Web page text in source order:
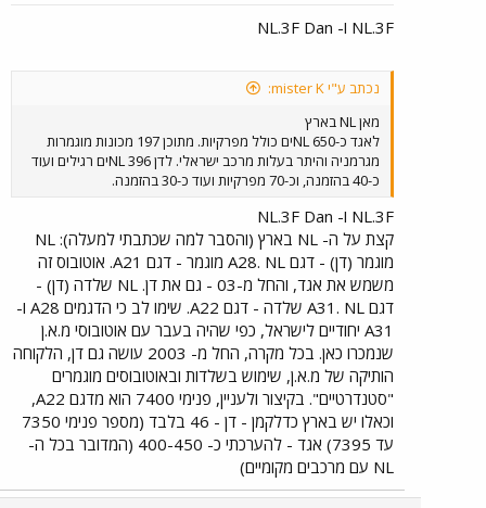
NL.3F ו- NL.3F Dan
נכתב ע"י mister K:
מאן NL בארץ
לאגד כ-650 NLים כולל מפרקיות. מתוכן 197 מכונות מוגמרות
מגרמניה והיתר בעלות מרכב ישראלי. לדן 396 NLים רגילים ועוד
כ-40 בהזמנה, וכ-70 מפרקיות ועוד כ-30 בהזמנה.
NL.3F ו- NL.3F Dan
קצת על ה- NL בארץ (והסבר למה שכתבתי למעלה): NL
מוגמר (דן) - דגם A28. NL מוגמר - דגם A21. אוטובוס זה
משמש את אגד, והחל מ-03 - גם את דן. NL שלדה (דן) -
דגם A31. NL שלדה - דגם A22. שימו לב כי הדגמים A28 ו-
A31 יחודיים לישראל, כפי שהיה בעבר עם אוטובוסי מ.א.ן
שנמכרו כאן. בכל מקרה, החל מ- 2003 עושה גם דן, הלקוחה
הותיקה של מ.א.ן, שימוש בשלדות ובאוטובוסים מוגמרים
"סטנדרטיים". בקיצור ולעניין, פנימי 7400 הוא מדגם A22,
וכאלו יש בארץ כדלקמן - דן - 46 בלבד (מספר פנימי 7350
עד 7395) אגד - להערכתי כ- 400-450 (המדובר בכל ה-
NL עם מרכבים מקומיים)